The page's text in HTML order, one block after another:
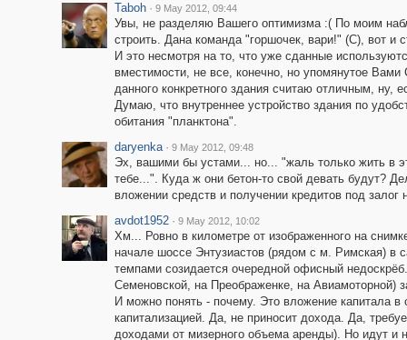
Taboh · 9 May 2012, 09:44
Увы, не разделяю Вашего оптимизма :( По моим
строить. Дана команда "горшочек, вари!" (С), вот
И это несмотря на то, что уже сданные
вместимости, не все, конечно, но упомянутое
данного конкретного здания считаю отличным, ну,
Думаю, что внутреннее устройство здания по
обитания "планктона".
daryenka · 9 May 2012, 09:48
Эх, вашими бы устами... но... "жаль только жить в
тебе...". Куда ж они бетон-то свой девать будут?
вложении средств и получении кредитов под
avdot1952 · 9 May 2012, 10:02
Хм... Ровно в километре от изображенного на
начале шоссе Энтузиастов (рядом с м. Римская) в
темпами созидается очередной офисный
Семеновской, на Преображенке, на Авиамоторной)
И можно понять - почему. Это вложение капитала
капитализацией. Да, не приносит дохода. Да,
доходами от мизерного объема аренды). Но идут и